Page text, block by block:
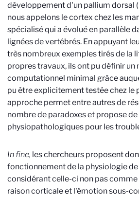
développement d'un pallium dorsal
nous appelons le cortex chez les
spécialisé qui a évolué en parallèle
lignées de vertébrés. En appuyant
très nombreux exemples tirés de la
propres travaux, ils ont pu définir un
computationnel minimal grâce
pu être explicitement testée chez le
approche permet entre autres de
nombre de paradoxes et propose
physiopathologiques pour les
In fine, les chercheurs proposent
fonctionnement de la physiologie
considérant celle-ci non pas
raison corticale et l'émotion sous-